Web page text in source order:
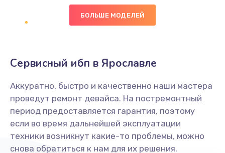
БОЛЬШЕ МОДЕЛЕЙ
Сервисный ибп в Ярославле
Аккуратно, быстро и качественно наши мастера
проведут ремонт девайса. На постремонтный
период предоставляется гарантия, поэтому
если во время дальнейшей эксплуатации
техники возникнут какие-то проблемы, можно
снова обратиться к нам для их решения.